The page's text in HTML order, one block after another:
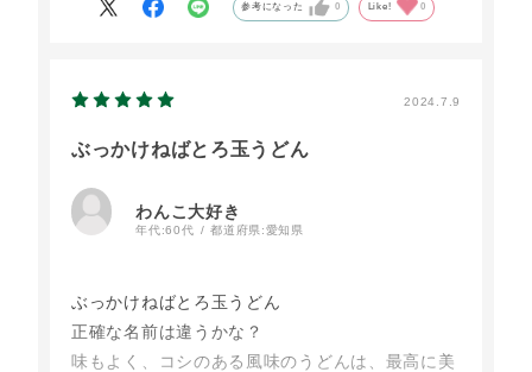
参考になった 0 Like! 0
2024.7.9
ぶっかけねばとろ玉うどん
わんこ大好き
年代:60代 都道府県:愛知県
ぶっかけねばとろ玉うどん
正確な名前は違うかな？
味もよく、コシのある風味のうどんは、最高に美